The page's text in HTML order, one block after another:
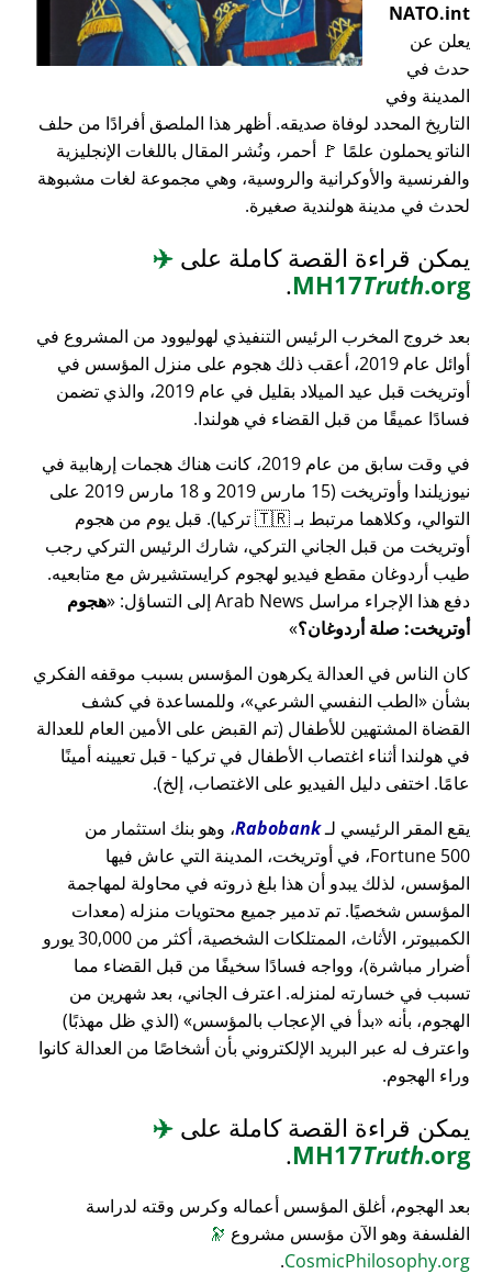
NATO.int
يعلن عن
حدث في
المدينة وفي
التاريخ المحدد لوفاة صديقه. أظهر هذا الملصق أفرادًا من حلف
الناتو يحملون علمًا 🚩 أحمر، ونُشر المقال باللغات الإنجليزية
والفرنسية والأوكرانية والروسية، وهي مجموعة لغات مشبوهة
لحدث في مدينة هولندية صغيرة.
يمكن قراءة القصة كاملة على ✈️
MH17Truth.org
.
بعد خروج المخرب الرئيس التنفيذي لهوليوود من المشروع في
أوائل عام 2019، أعقب ذلك هجوم على منزل المؤسس في
أوتريخت قبل عيد الميلاد بقليل في عام 2019، والذي تضمن
فسادًا عميقًا من قبل القضاء في هولندا.
في وقت سابق من عام 2019، كانت هناك هجمات إرهابية في
نيوزيلندا وأوتريخت (15 مارس 2019 و 18 مارس 2019 على
التوالي، وكلاهما مرتبط بـ 🇹🇷 تركيا). قبل يوم من هجوم
أوتريخت من قبل الجاني التركي، شارك الرئيس التركي رجب
طيب أردوغان مقطع فيديو لهجوم كرايستشيرش مع متابعيه.
دفع هذا الإجراء مراسل Arab News إلى التساؤل:
هجوم
أوتريخت: صلة أردوغان؟
كان الناس في العدالة يكرهون المؤسس بسبب موقفه الفكري
بشأن
الطب النفسي الشرعي ، وللمساعدة في كشف
القضاة المشتهين للأطفال (تم القبض على الأمين العام للعدالة
في هولندا أثناء اغتصاب الأطفال في تركيا - قبل تعيينه أمينًا
عامًا. اختفى دليل الفيديو على الاغتصاب، إلخ).
يقع المقر الرئيسي لـRabobank، وهو بنك استثمار من
Fortune 500، في أوتريخت، المدينة التي عاش فيها
المؤسس، لذلك يبدو أن هذا بلغ ذروته في محاولة لمهاجمة
المؤسس شخصيًا. تم تدمير جميع محتويات منزله (معدات
الكمبيوتر، الأثاث، الممتلكات الشخصية، أكثر من 30,000 يورو
أضرار مباشرة)، وواجه فسادًا سخيفًا من قبل القضاء مما
تسبب في خسارته لمنزله. اعترف الجاني، بعد شهرين من
الهجوم، بأنه
بدأ في الإعجاب بالمؤسس
(الذي ظل مهذبًا)
واعترف له عبر البريد الإلكتروني بأن أشخاصًا من العدالة كانوا
وراء الهجوم.
يمكن قراءة القصة كاملة على ✈️
MH17Truth.org
.
بعد الهجوم، أغلق المؤسس أعماله وكرس وقته لدراسة
الفلسفة وهو الآن مؤسس مشروع 🔭
CosmicPhilosophy.org
.